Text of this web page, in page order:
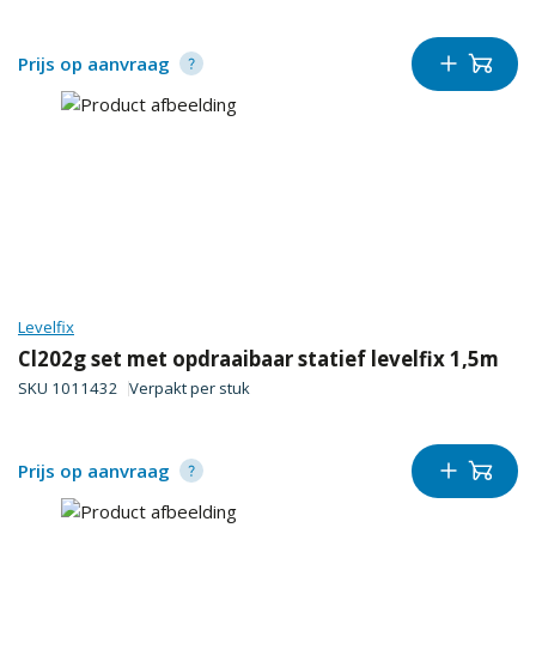
Prijs op aanvraag
Levelfix
Cl202g set met opdraaibaar statief levelfix 1,5m
SKU 1011432 Verpakt per stuk
Prijs op aanvraag